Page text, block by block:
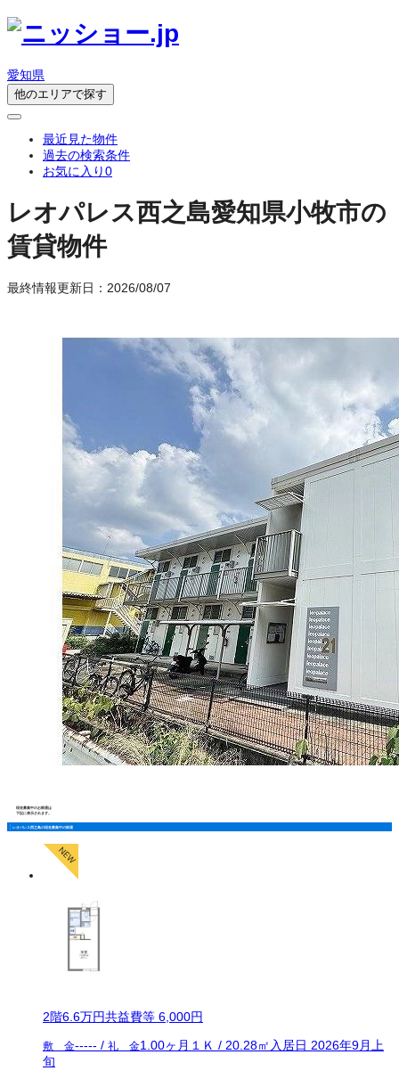
愛知県
他のエリアで探す
最近見た物件
過去の検索条件
お気に入り0
レオパレス西之島愛知県小牧市の
賃貸物件
最終情報更新日：2026/08/07
現在募集中のお部屋は
下記に表示されます。
レオパレス西之島の現在募集中の部屋
2階6.6万円共益費等 6,000円
敷 金----- / 礼 金1.00ヶ月 １Ｋ / 20.28㎡ 入居日 2026年9月上
旬